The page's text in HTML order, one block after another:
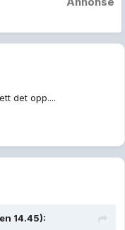
det opp....
14.45):